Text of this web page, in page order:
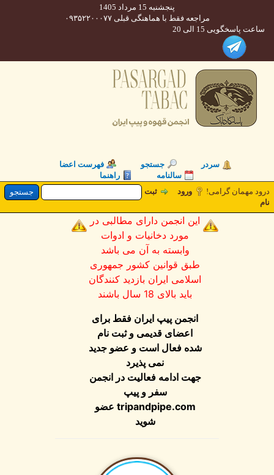
پنجشنبه 15 مرداد 1405
مراجعه فقط با هماهنگی قبلی ۰۹۳۵۲۲۰۰۰۷۷
پاسخگویی 15 الی 20
سردر جستجو
فهرست اعضا
سالنامه
راهنما
مهمان گرامی!
ورود ثبت
این انجمن دارای مطالبی در
مورد دخانیات و ادوات
وابسته به آن می باشد
طبق قوانین کشور جمهوری
اسلامی ایران بازدید کنندگان
باید بالای 18 سال باشند
انجمن پیپ ایران فقط برای
اعضای قدیمی و ثبت نام
شده فعال است و عضو جدید
نمی پذیرد
جهت ادامه فعالیت در انجمن
سفر و پیپ
tripandpipe.comعضو
شوید